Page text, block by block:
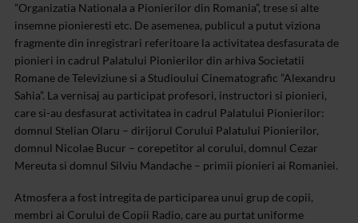
”Organizatia Nationala a Pionierilor din Romania”, trese si alte
insemne pionieresti etc. De asemenea, publicul a putut viziona
fragmente din inregistrari referitoare la activitatea desfasurata de
pionieri in cadrul Palatului Pionierilor din arhiva Societatii
Romane de Televiziune si a Studioului Cinematografic ”Alexandru
Sahia”. La vernisaj au participat profesori, instructori si pionieri,
care si-au desfasurat activitatea in cadrul Palatului Pionierilor:
domnul Stelian Olaru – dirijorul Corului Palatului Pionierilor,
domnul Nicolae Bucur – corepetitor al corului, domnul Cezar
Mereuta si domnul Silviu Mandache – primii pionieri ai Romaniei.
Atmosfera a fost intregita de participarea unui grup de copii,
membri ai Corului de Copii Radio, care au purtat uniforme